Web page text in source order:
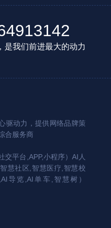
是我们前进最大的动力
驱动力，提供网络品牌策
合服务商
平台,APP,小程序）AI人
慧社区,智慧医疗,智慧校
导览,AI单车,智慧树）